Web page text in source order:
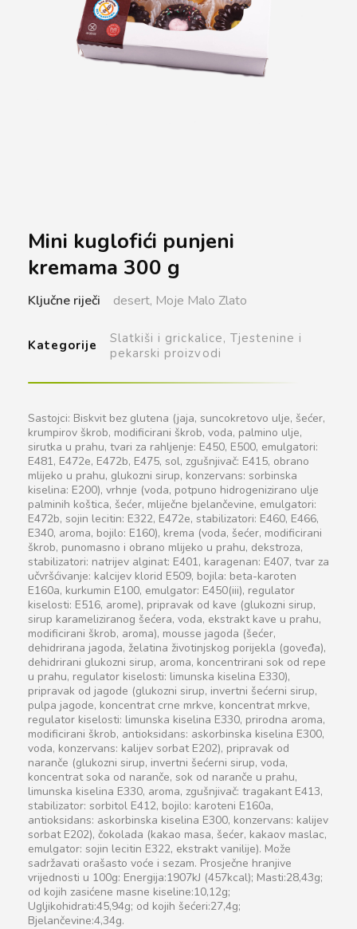
Mini kuglofići punjeni
kremama 300 g
Sastojci: Biskvit bez glutena (jaja, suncokretovo ulje, šećer,
krumpirov škrob, modificirani škrob, voda, palmino ulje,
sirutka u prahu, tvari za rahljenje: E450, E500, emulgatori:
E481, E472e, E472b, E475, sol, zgušnjivač: E415, obrano
mlijeko u prahu, glukozni sirup, konzervans: sorbinska
kiselina: E200), vrhnje (voda, potpuno hidrogenizirano ulje
palminih koštica, šećer, mliječne bjelančevine, emulgatori:
E472b, sojin lecitin: E322, E472e, stabilizatori: E460, E466,
E340, aroma, bojilo: E160), krema (voda, šećer, modificirani
škrob, punomasno i obrano mlijeko u prahu, dekstroza,
stabilizatori: natrijev alginat: E401, karagenan: E407, tvar za
učvršćivanje: kalcijev klorid E509, bojila: beta-karoten
E160a, kurkumin E100, emulgator: E450(iii), regulator
kiselosti: E516, arome), pripravak od kave (glukozni sirup,
sirup karameliziranog šećera, voda, ekstrakt kave u prahu,
modificirani škrob, aroma), mousse jagoda (šećer,
dehidrirana jagoda, želatina životinjskog porijekla (goveđa),
dehidrirani glukozni sirup, aroma, koncentrirani sok od repe
u prahu, regulator kiselosti: limunska kiselina E330),
pripravak od jagode (glukozni sirup, invertni šećerni sirup,
pulpa jagode, koncentrat crne mrkve, koncentrat mrkve,
regulator kiselosti: limunska kiselina E330, prirodna aroma,
modificirani škrob, antioksidans: askorbinska kiselina E300,
voda, konzervans: kalijev sorbat E202), pripravak od
naranče (glukozni sirup, invertni šećerni sirup, voda,
koncentrat soka od naranče, sok od naranče u prahu,
limunska kiselina E330, aroma, zgušnjivač: tragakant E413,
stabilizator: sorbitol E412, bojilo: karoteni E160a,
antioksidans: askorbinska kiselina E300, konzervans: kalijev
sorbat E202), čokolada (kakao masa, šećer, kakaov maslac,
emulgator: sojin lecitin E322, ekstrakt vanilije). Može
sadržavati orašasto voće i sezam. Prosječne hranjive
vrijednosti u 100g: Energija:1907kJ (457kcal); Masti:28,43g;
od kojih zasićene masne kiseline:10,12g;
Ugljikohidrati:45,94g; od kojih šećeri:27,4g;
Bjelančevine:4,34g.
Ključne riječi desert, Moje Malo Zlato
Kategorije Slatkiši i grickalice, Tjestenine i
pekarski proizvodi